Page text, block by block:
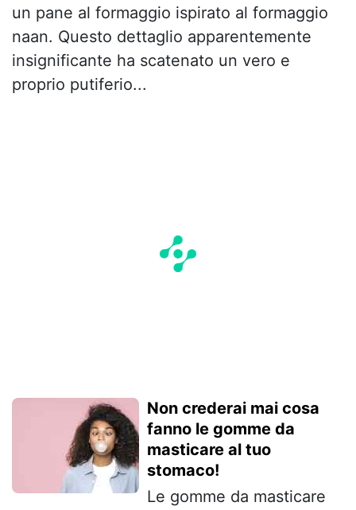
un pane al formaggio ispirato al formaggio
naan. Questo dettaglio apparentemente
insignificante ha scatenato un vero e
proprio putiferio...
Non crederai mai cosa
fanno le gomme da
masticare al tuo
stomaco!
Le gomme da masticare